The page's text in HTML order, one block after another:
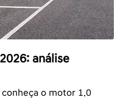
análise
o motor 1.0